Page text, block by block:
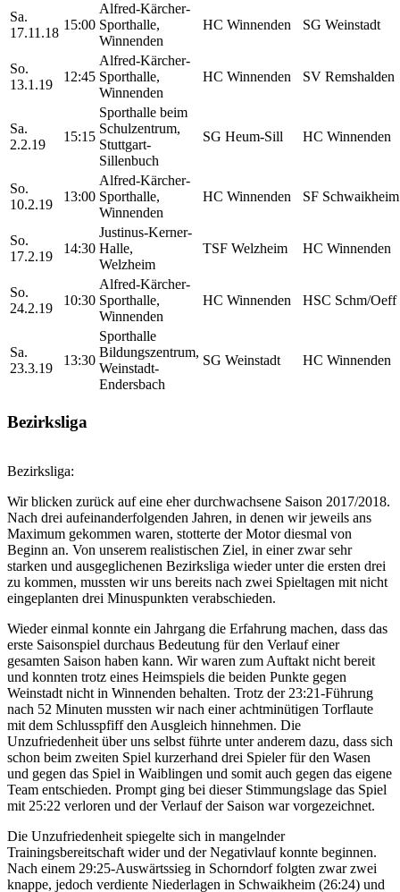
Sa.
17.11.18
15:00
Alfred-Kärcher-
Sporthalle,
Winnenden
HC Winnenden SG Weinstadt
So.
13.1.19
12:45
Alfred-Kärcher-
Sporthalle,
Winnenden
HC Winnenden SV Remshalden
Sa.
2.2.19
15:15
Sporthalle beim
Schulzentrum,
Stuttgart-
Sillenbuch
SG Heum-Sill HC Winnenden
So.
10.2.19
13:00
Alfred-Kärcher-
Sporthalle,
Winnenden
HC Winnenden SF Schwaikheim
So.
17.2.19
14:30
Justinus-Kerner-
Halle,
Welzheim
TSF Welzheim HC Winnenden
So.
24.2.19
10:30
Alfred-Kärcher-
Sporthalle,
Winnenden
HC Winnenden HSC Schm/Oeff
Sa.
23.3.19
13:30
Sporthalle
Bildungszentrum,
Weinstadt-
Endersbach
SG Weinstadt HC Winnenden
Bezirksliga
Bezirksliga:
Wir blicken zurück auf eine eher durchwachsene Saison 2017/2018.
Nach drei aufeinanderfolgenden Jahren, in denen wir jeweils ans
Maximum gekommen waren, stotterte der Motor diesmal von
Beginn an. Von unserem realistischen Ziel, in einer zwar sehr
starken und ausgeglichenen Bezirksliga wieder unter die ersten drei
zu kommen, mussten wir uns bereits nach zwei Spieltagen mit nicht
eingeplanten drei Minuspunkten verabschieden.
Wieder einmal konnte ein Jahrgang die Erfahrung machen, dass das
erste Saisonspiel durchaus Bedeutung für den Verlauf einer
gesamten Saison haben kann. Wir waren zum Auftakt nicht bereit
und konnten trotz eines Heimspiels die beiden Punkte gegen
Weinstadt nicht in Winnenden behalten. Trotz der 23:21-Führung
nach 52 Minuten mussten wir nach einer achtminütigen Torflaute
mit dem Schlusspfiff den Ausgleich hinnehmen. Die
Unzufriedenheit über uns selbst führte unter anderem dazu, dass sich
schon beim zweiten Spiel kurzerhand drei Spieler für den Wasen
und gegen das Spiel in Waiblingen und somit auch gegen das eigene
Team entschieden. Prompt ging bei dieser Stimmungslage das Spiel
mit 25:22 verloren und der Verlauf der Saison war vorgezeichnet.
Die Unzufriedenheit spiegelte sich in mangelnder
Trainingsbereitschaft wider und der Negativlauf konnte beginnen.
Nach einem 29:25-Auswärtssieg in Schorndorf folgten zwar zwei
knappe, jedoch verdiente Niederlagen in Schwaikheim (26:24) und